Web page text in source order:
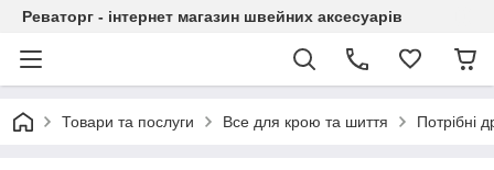
Реваторг - інтернет магазин швейних аксесуарів
Товари та послуги Все для крою та шиття Потрібні